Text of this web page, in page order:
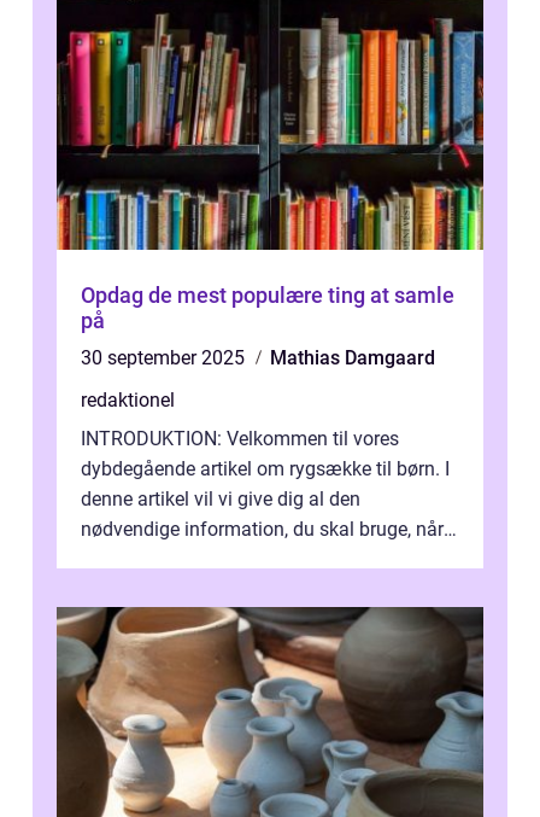
Opdag de mest populære ting at samle
på
30 september 2025
Mathias Damgaard
redaktionel
INTRODUKTION: Velkommen til vores
dybdegående artikel om rygsække til børn. I
denne artikel vil vi give dig al den
nødvendige information, du skal bruge, når